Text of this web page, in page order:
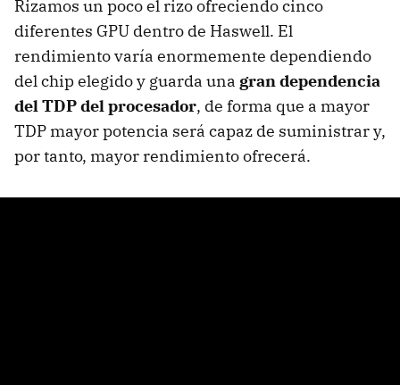
Rizamos un poco el rizo ofreciendo cinco
diferentes GPU dentro de Haswell. El
rendimiento varía enormemente dependiendo
del chip elegido y guarda una gran dependencia
del TDP del procesador, de forma que a mayor
TDP mayor potencia será capaz de suministrar y,
por tanto, mayor rendimiento ofrecerá.